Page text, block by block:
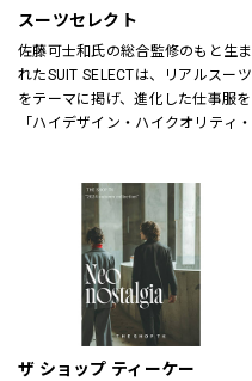
スーツセレクト
佐藤可士和氏の総合監修のもと生ま
れたSUIT SELECTは、リアルスーツ
をテーマに掲げ、進化した仕事服を
「ハイデザイン・ハイクオリティ・
しいビジネスユースな仕事服として
提案しています。
“選ぶ・着る・楽しむ”をテーマに
「合理的に選ぶ事」「楽しく選ぶ
事」その両者がまったく矛盾しない
事を証明する、スーツの新しい買い
方そのものをデザインしたショップ
です。
ザ ショップ ティーケー